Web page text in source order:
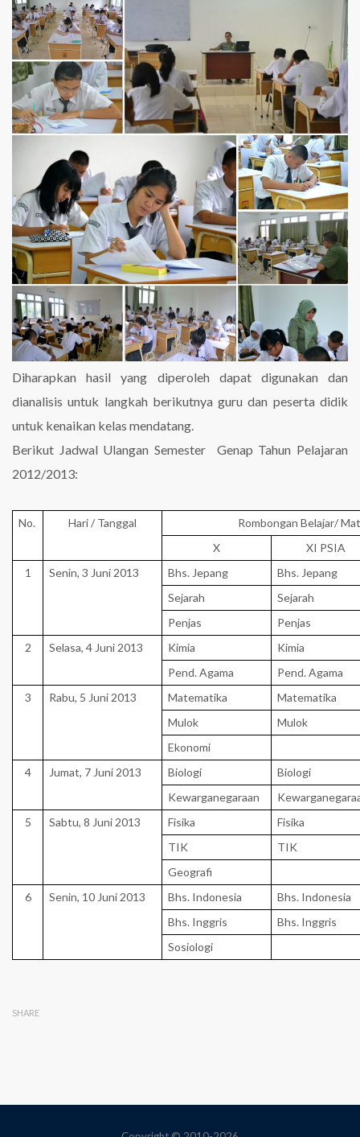
Diharapkan hasil yang diperoleh dapat digunakan dan
dianalisis untuk langkah berikutnya guru dan peserta didik
untuk kenaikan kelas mendatang.
Berikut Jadwal Ulangan Semester Genap Tahun Pelajaran
2012/2013:
No. Hari / Tanggal
Rombongan Belajar/
X
XI PSIA
1
Senin, 3 Juni 2013 Bhs. Jepang
Bhs. Jepang
Sejarah
Sejarah
Penjas
Penjas
2
Selasa, 4 Juni 2013 Kimia
Kimia
Pend. Agama
Pend. Agama
3
Rabu, 5 Juni 2013 Matematika
Matematika
Mulok
Mulok
Ekonomi
4
Jumat, 7 Juni 2013 Biologi
Biologi
Kewarganegaraan
5
Sabtu, 8 Juni 2013 Fisika
Fisika
TIK
TIK
Geografi
6
Senin, 10 Juni 2013 Bhs. Indonesia
Bhs. Indonesia
Bhs. Inggris
Bhs. Inggris
Sosiologi
SHARE